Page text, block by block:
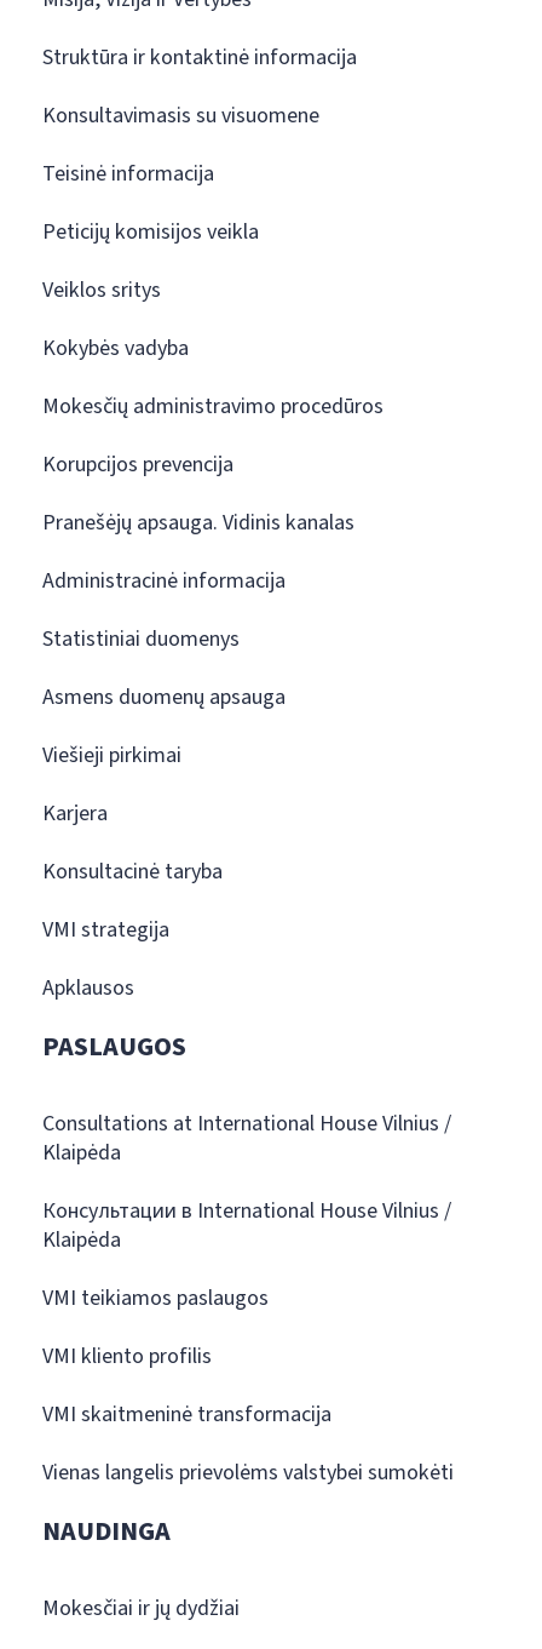
Struktūra ir kontaktinė informacija
Konsultavimasis su visuomene
Teisinė informacija
Peticijų komisijos veikla
Veiklos sritys
Kokybės vadyba
Mokesčių administravimo procedūros
Korupcijos prevencija
Pranešėjų apsauga. Vidinis kanalas
Administracinė informacija
Statistiniai duomenys
Asmens duomenų apsauga
Viešieji pirkimai
Karjera
Konsultacinė taryba
VMI strategija
Apklausos
PASLAUGOS
Consultations at International House Vilnius /
Klaipėda
Консультации в International House Vilnius /
Klaipėda
VMI teikiamos paslaugos
VMI kliento profilis
VMI skaitmeninė transformacija
Vienas langelis prievolėms valstybei sumokėti
NAUDINGA
Mokesčiai ir jų dydžiai